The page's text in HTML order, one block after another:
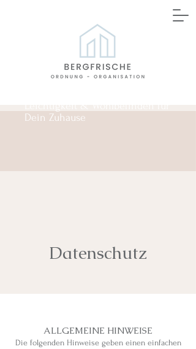
Dein Zuhause
Datenschutz
ALLGEMEINE HINWEISE
Die folgenden Hinweise geben einen einfachen